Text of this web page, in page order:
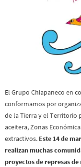
El Grupo Chiapaneco en
conformamos por
de la Tierra y el Territorio
aceitera, Zonas
extractivos. Este 14 de
realizan muchas
proyectos de represas